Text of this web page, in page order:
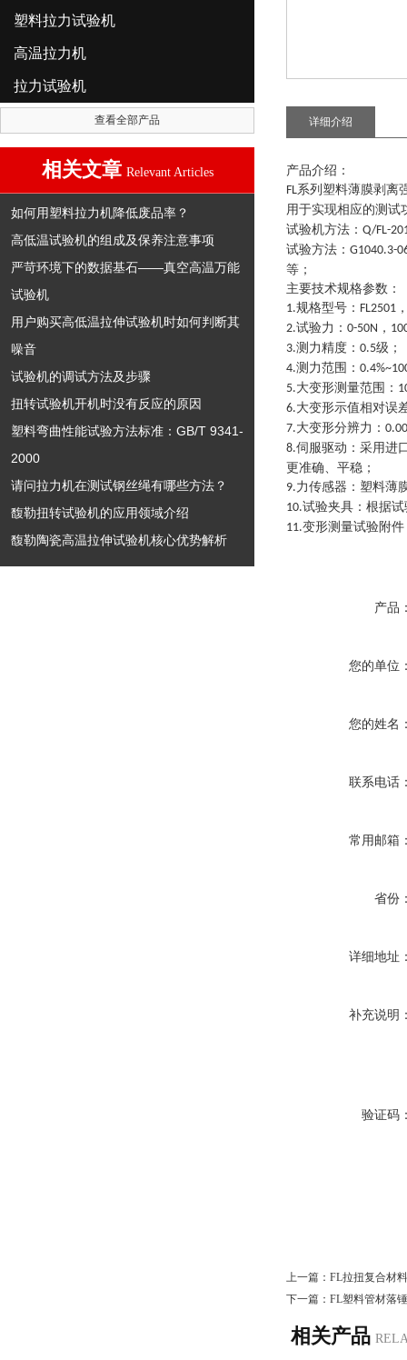
塑料拉力试验机
高温拉力机
拉力试验机
查看全部产品
相关文章 Relevant Articles
如何用塑料拉力机降低废品率？
高低温试验机的组成及保养注意事项
严苛环境下的数据基石——真空高温万能
试验机
用户购买高低温拉伸试验机时如何判断其
噪音
试验机的调试方法及步骤
扭转试验机开机时没有反应的原因
塑料弯曲性能试验方法标准：GB/T 9341-
2000
请问拉力机在测试钢丝绳有哪些方法？
馥勒扭转试验机的应用领域介绍
馥勒陶瓷高温拉伸试验机核心优势解析
详细介绍
产品介绍：
FL系列 塑料薄膜剥离
用于实现相应的测试
试验机方法 ： Q/FL-
试验方法 ： G1040.3-
等 ；
主要技术规格参数 ：
1.规格型号 ： FL2501
2.试验力 ： 0-50N ，
3.测力精度 ： 0.5级 ；
4.测力范围 ：
5.大变形测量范围 ：
6.大变形示值相对误
7.大变形分辨力 ：
8.伺服驱动 ： 采用进
更准确、平稳 ；
9.力传感器 ： 塑料薄
10.试验夹具 ： 根据
11.变形测量试验附件
产品
您的单位
您的姓名
联系电话
常用邮箱
省份
详细地址
补充说明
验证码
上一篇： FL拉扭复合材
下一篇： FL塑料管材落
相关产品